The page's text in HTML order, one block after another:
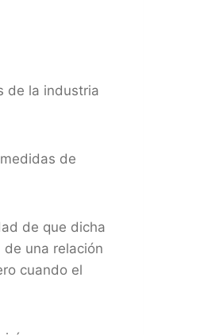
de la industria
de
de que dicha
una relación
cuando el